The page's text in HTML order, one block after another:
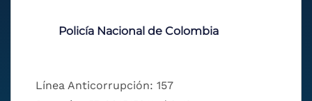
Policía Nacional de Colombia
Línea Anticorrupción: 157